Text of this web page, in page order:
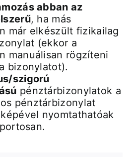
abban az
, ha más
már elkészült fizikailag
(ekkor a
manuálisan rögzíteni
bizonylatot).
szigorú
pénztárbizonylatok a
pénztárbizonylat
nyomtathatóak